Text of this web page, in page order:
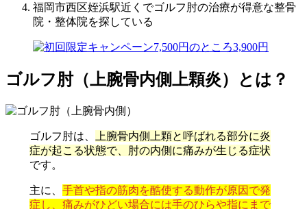
福岡市西区姪浜駅近くでゴルフ肘の治療が得意な整骨
院・整体院を探している
ゴルフ肘（上腕骨内側上顆炎）とは？
ゴルフ肘は、
上腕骨内側上顆と呼ばれる部分に炎
症が起こる状態で、肘の内側に痛みが生じる症状
です。
主に、 手首や指の筋肉を酷使する動作が原因で発
症し、痛みがひどい場合には手のひらや指にまで